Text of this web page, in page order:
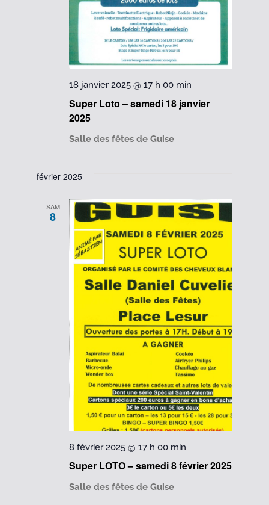
Super Loto – samedi 18 janvier
2025
18 janvier 2025 @ 17 h 00 min
Salle des fêtes de Guise
février 2025
SAM
8
Super LOTO – samedi 8 février 2025
8 février 2025 @ 17 h 00 min
Salle des fêtes de Guise